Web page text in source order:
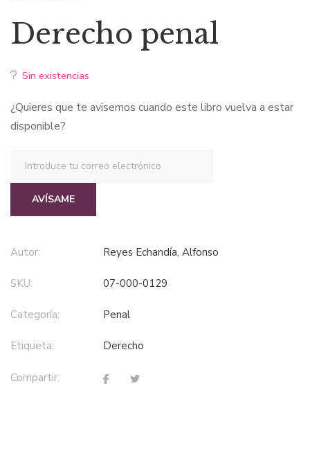
Derecho penal
Sin existencias
¿Quieres que te avisemos cuando este libro vuelva a estar
disponible?
AVÍSAME
Autor: Reyes Echandía, Alfonso
SKU: 07-000-0129
Categoría: penal
Etiqueta: derecho
Compartir: